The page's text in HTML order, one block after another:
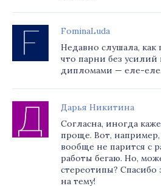
FominaLuda
Недавно слушала, как
что парни без усилий
дипломами — еле-еле.
Дарья Никитина
Согласна, иногда
проще. Вот,
вообще не парится с
работы бегаю. Но,
стереотипы? Спасибо
на тему!